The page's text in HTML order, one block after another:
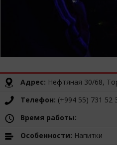
Адрес: Нефтяная 30/68,
Телефон: (+994 55) 731 52
Время работы:
Особенности: Напитки